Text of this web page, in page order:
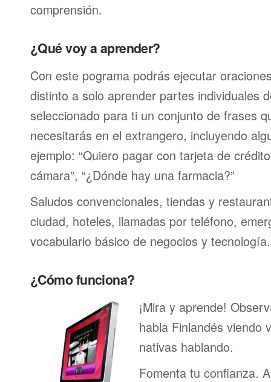
comprensión.
¿Qué voy a aprender?
Con este pograma podrás ejecutar
distinto a solo aprender partes individuales
seleccionado para ti un conjunto de frases
necesitarás en el extrangero, incluyendo
ejemplo: “Quiero pagar con tarjeta de
cámara”, “¿Dónde hay una farmacia?”
Saludos convencionales, tiendas y
ciudad, hoteles, llamadas por teléfono,
vocabulario básico de negocios y tecnología.
¿Cómo funciona?
¡Mira y aprende!
habla Finlandés viendo
nativas hablando.
Fomenta tu confianza.